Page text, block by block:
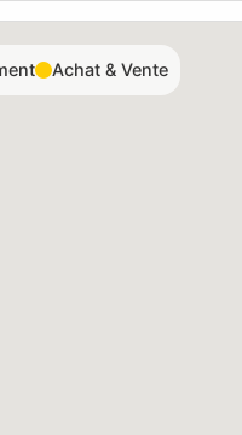
Achat & Vente